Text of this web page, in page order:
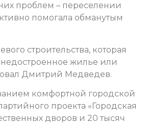
проблем – переселении
помогала обманутым
строительства, которая
жилье или
Дмитрий Медведев.
комфортной городской
проекта «Городская
дворов и 20 тысяч